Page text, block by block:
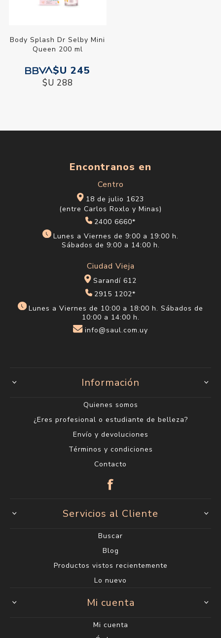
Body Splash Dr Selby Mini
Queen 200 ml
$U 245
$U 288
Encontranos en
Centro
18 de julio 1623
(entre Carlos Roxlo y Minas)
2400 6660*
Lunes a Viernes de 9:00 a 19:00 h.
Sábados de 9:00 a 14:00 h.
Ciudad Vieja
Sarandí 612
2915 1202*
Lunes a Viernes de 10:00 a 18:00 h. Sábados de
10:00 a 14:00 h.
info@saul.com.uy
Información
Quienes somos
¿Eres profesional o estudiante de belleza?
Envío y devoluciones
Términos y condiciones
Contacto
Servicios al Cliente
Buscar
Blog
Productos vistos recientemente
Lo nuevo
Mi cuenta
Mi cuenta